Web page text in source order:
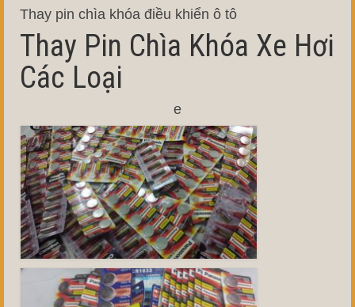
Thay pin chìa khóa điều khiển ô tô
Thay Pin Chìa Khóa Xe Hơi
Các Loại
e